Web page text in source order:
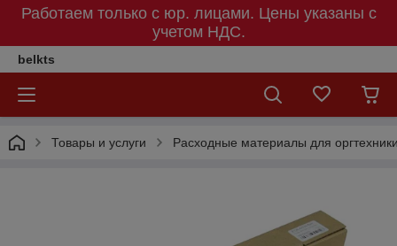
Работаем только с юр. лицами. Цены указаны c
учетом НДС.
belkts
Товары и услуги Расходные материалы для